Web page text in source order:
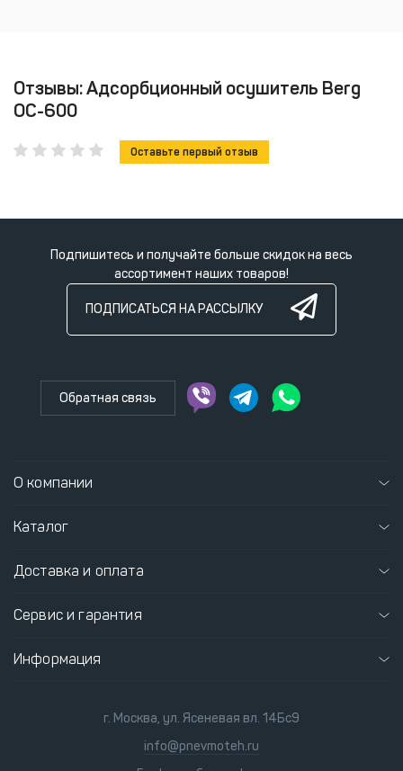
Отзывы: Адсорбционный осушитель Berg
ОС-600
Оставьте первый отзыв
Подпишитесь и получайте больше скидок на весь
ассортимент наших товаров!
ПОДПИСАТЬСЯ НА РАССЫЛКУ
Обратная связь
О компании
Каталог
Доставка и оплата
Сервис и гарантия
Информация
г. Москва, ул. Ясеневая вл. 14Бс9
info@pnevmoteh.ru